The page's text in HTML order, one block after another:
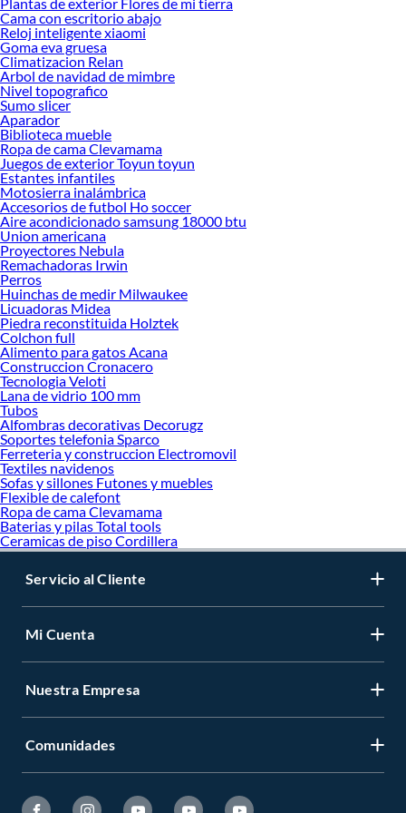
Audio!
Explora la variedad de productos de Audio en Sodimac
Herramientas, materiales y accesorios de calidad para tus proyectos y
renovación de espacios. ¡Visítanos y descubre todo lo que tenemos para
ofrecerte!
Encuentra una amplia variedad de productos de Audio en Sodimac. Encuentra
todo lo necesario para tus proyectos de renovación y decoración. ¡Visítanos y
haz tus ideas realidad!
Plantas de exterior Flores de mi tierra
Cama con escritorio abajo
Reloj inteligente xiaomi
Goma eva gruesa
Climatizacion Relan
Arbol de navidad de mimbre
Nivel topografico
Sumo slicer
Aparador
Biblioteca mueble
Ropa de cama Clevamama
Juegos de exterior Toyun toyun
Estantes infantiles
Motosierra inalámbrica
Accesorios de futbol Ho soccer
Aire acondicionado samsung 18000 btu
Union americana
Proyectores Nebula
Remachadoras Irwin
Perros
Huinchas de medir Milwaukee
Licuadoras Midea
Piedra reconstituida Holztek
Colchon full
Alimento para gatos Acana
Construccion Cronacero
Tecnologia Veloti
Lana de vidrio 100 mm
Tubos
Alfombras decorativas Decorugz
Soportes telefonia Sparco
Ferreteria y construccion Electromovil
Textiles navidenos
Sofas y sillones Futones y muebles
Flexible de calefont
Ropa de cama Clevamama
Baterias y pilas Total tools
Ceramicas de piso Cordillera
Servicio al Cliente
Mi Cuenta
Nuestra Empresa
Comunidades